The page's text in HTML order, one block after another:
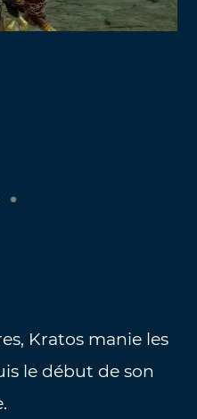
Kratos manie les
le début de son